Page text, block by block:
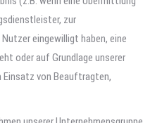
zur
eingewilligt haben, eine
oder auf Grundlage unserer
von Beauftragten,